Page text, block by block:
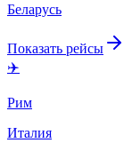
Беларусь
Показать рейсы
✈️
Рим
Италия